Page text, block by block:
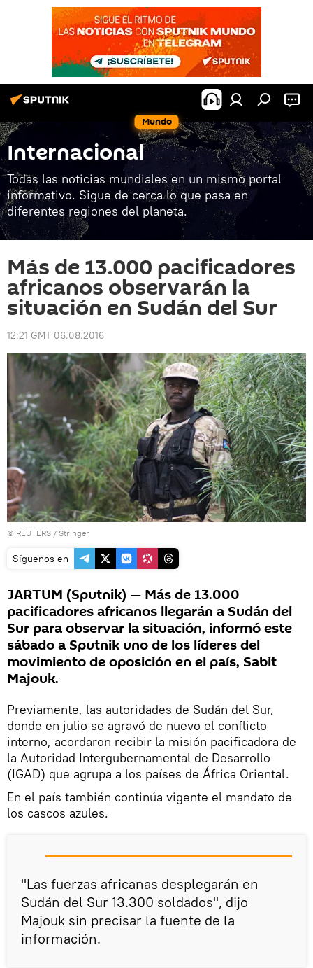
Mundo
Internacional
Todas las noticias mundiales en un mismo portal
informativo. Sigue de cerca lo que pasa en
diferentes regiones del planeta.
Más de 13.000 pacificadores
africanos observarán la
situación en Sudán del Sur
12:21 GMT 06.08.2016
© REUTERS / Stringer
Síguenos en
JARTUM (Sputnik) — Más de 13.000
pacificadores africanos llegarán a Sudán del
Sur para observar la situación, informó este
sábado a Sputnik uno de los líderes del
movimiento de oposición en el país, Sabit
Majouk.
Previamente, las autoridades de Sudán del Sur,
donde en julio se agravó de nuevo el conflicto
interno, acordaron recibir la misión pacificadora de
la Autoridad Intergubernamental de Desarrollo
(IGAD) que agrupa a los países de África Oriental.
En el país también continúa vigente el mandato de
los cascos azules.
"Las fuerzas africanas desplegarán en
Sudán del Sur 13.300 soldados", dijo
Majouk sin precisar la fuente de la
información.